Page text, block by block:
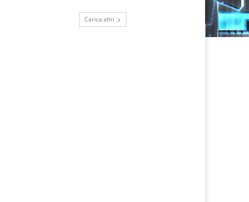
Carica altri